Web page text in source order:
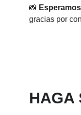
📸
gracias por
HAGA